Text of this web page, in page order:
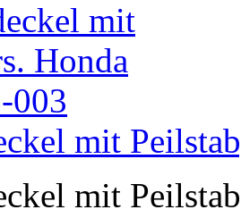
mit
mit Peilstab